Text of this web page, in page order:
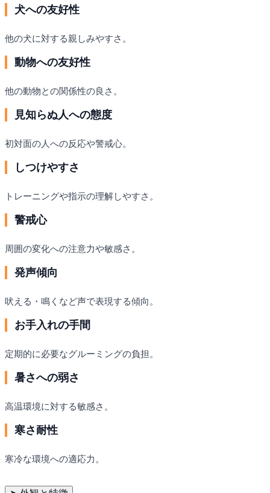
犬への友好性
他の犬に対する親しみやすさ。
動物への友好性
他の動物との関係性の良さ。
見知らぬ人への態度
初対面の人への反応や警戒心。
しつけやすさ
トレーニングや指示の理解しやすさ。
警戒心
周囲の変化への注意力や敏感さ。
発声傾向
吠える・鳴くなど声で表現する傾向。
お手入れの手間
定期的に必要なグルーミングの負担。
暑さへの弱さ
高温環境に対する敏感さ。
寒さ耐性
寒冷な環境への適応力。